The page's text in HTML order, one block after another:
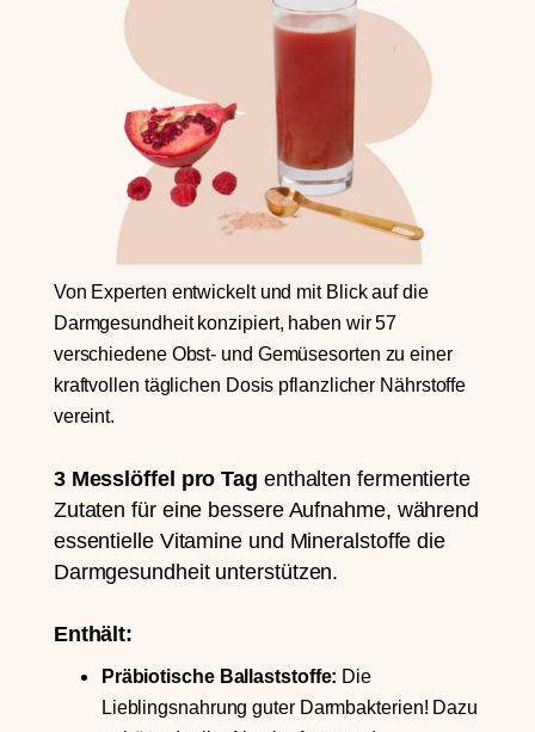
Von Experten entwickelt und mit Blick auf die
Darmgesundheit konzipiert, haben wir 57
verschiedene Obst- und Gemüsesorten zu einer
kraftvollen täglichen Dosis pflanzlicher Nährstoffe
vereint.
3 Messlöffel pro Tag enthalten fermentierte
Zutaten für eine bessere Aufnahme, während
essentielle Vitamine und Mineralstoffe die
Darmgesundheit unterstützen.
Enthält:
Präbiotische Ballaststoffe: Die
Lieblingsnahrung guter Darmbakterien! Dazu